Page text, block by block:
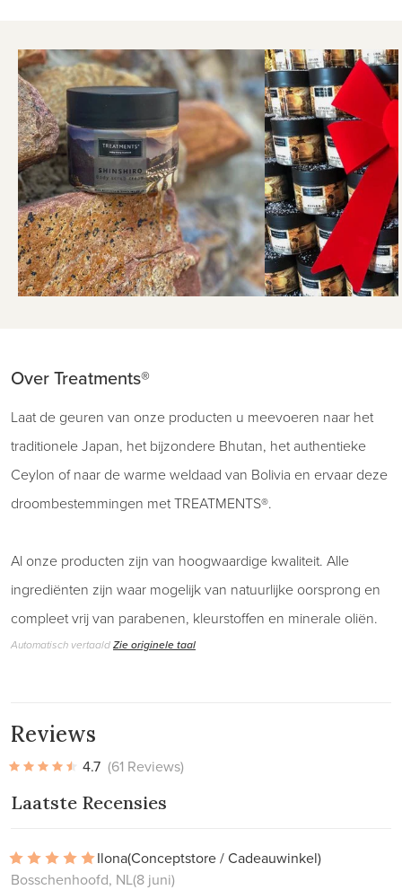
Over Treatments®
Laat de geuren van onze producten u meevoeren naar het
traditionele Japan, het bijzondere Bhutan, het authentieke
Ceylon of naar de warme weldaad van Bolivia en ervaar deze
droombestemmingen met TREATMENTS®.
Al onze producten zijn van hoogwaardige kwaliteit. Alle
ingrediënten zijn waar mogelijk van natuurlijke oorsprong en
compleet vrij van parabenen, kleurstoffen en minerale oliën.
Automatisch vertaaldZie originele taal
Reviews
4.7 (61 Reviews)
Laatste Recensies
Ilona(Conceptstore / Cadeauwinkel)
Bosschenhoofd, NL(8 juni)